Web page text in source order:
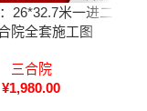
26*32.7米一进二
院全套施工图
三合院
¥1,980.00